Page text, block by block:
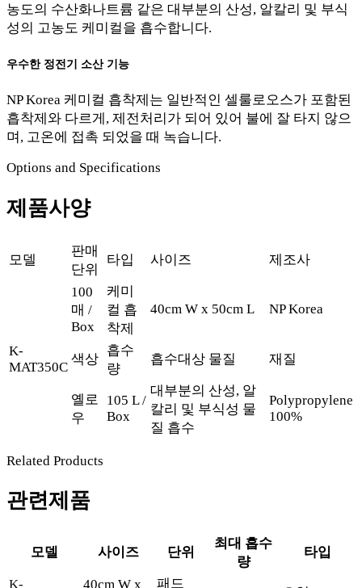
농도의 수산화나트륨 같은 대부분의 산성, 알칼리 및 부식
성의 고농도 케미컬을 흡수합니다.
우수한 정전기 소산 기능
NP Korea 케미컬 흡착제는 일반적인 셀룰로오스가 포함된
흡착제와 다르게, 제전처리가 되어 있어 불에 잘 타지 않으
며, 고온에 접촉 되었을 때 녹습니다.
Options and Specifications
제품사양
모델
판매
단위
타입 사이즈 제조사
K-
MAT350C
100
매 /
Box
케미
컬 흡
착제
40cm W x 50cm L NP Korea
색상
흡수
량
흡수대상 물질 재질
옐로
우
105 L /
Box
대부분의 산성, 알
칼리 및 부식성 물
질 흡수
Polypropylene
100%
Related Products
관련제품
모델 사이즈 단위
최대 흡수
량
타입
K- 40cm W x 패드